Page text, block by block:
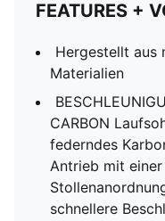
FEATURES +
Hergestellt aus
Materialien
CARBON
federndes
Antrieb mit
schnellere